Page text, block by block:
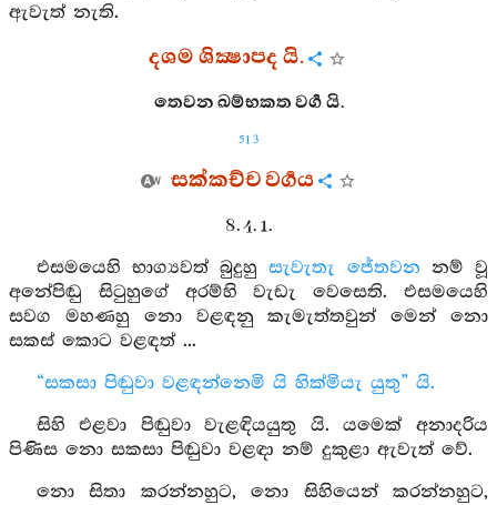
ඇවැත් නැති.
දශම ශික්‍ෂාපද යි.
තෙවන ඛම්භකත වර්‍ග යි.
513
සක්කච්ච වර්‍ගය
8. 4. 1.
එසමයෙහි භාග්‍යවත් බුදුහුසැවැතැ ජේතවන නම් වූ
අනේපිඬු සිටුහුගේ අරම්හි වැඩැ වෙසෙති. එසමයෙහි
සවග මහණහු නො වළඳනු කැමැත්තවුන් මෙන් නො
සකස් කොට වළඳත් ...
“සකසා පිඬුවා වළඳන්නෙමි යි හික්මියැ යුතු” යි.
සිහි එළවා පිඬුවා වැළඳියයුතු යි. යමෙක් අනාදරිය
පිණිස නො සකසා පිඬුවා වළඳා නම් දුකුළා ඇවැත් වේ.
නො සිතා කරන්නහුට, නො සිහියෙන් කරන්නහුට,